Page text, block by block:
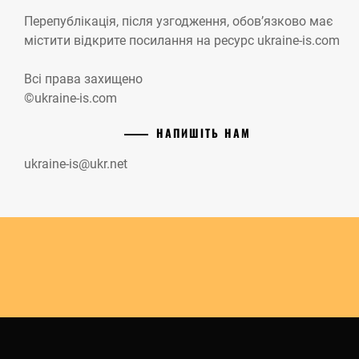
Перепублікація, після узгодження, обов’язково має
містити відкрите посилання на ресурс ukraine-is.com
Всі права захищено
©ukraine-is.com
НАПИШІТЬ НАМ
ukraine-is@ukr.net